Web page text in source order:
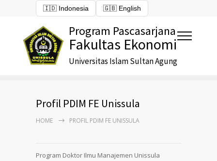
🇮🇩 Indonesia 🇬🇧 English
Program Pascasarjana
Fakultas Ekonomi
Universitas Islam Sultan Agung
Profil PDIM FE Unissula
HOME PROFIL PDIM FE UNISSULA
Program Doktor Ilmu Manajemen Unissula